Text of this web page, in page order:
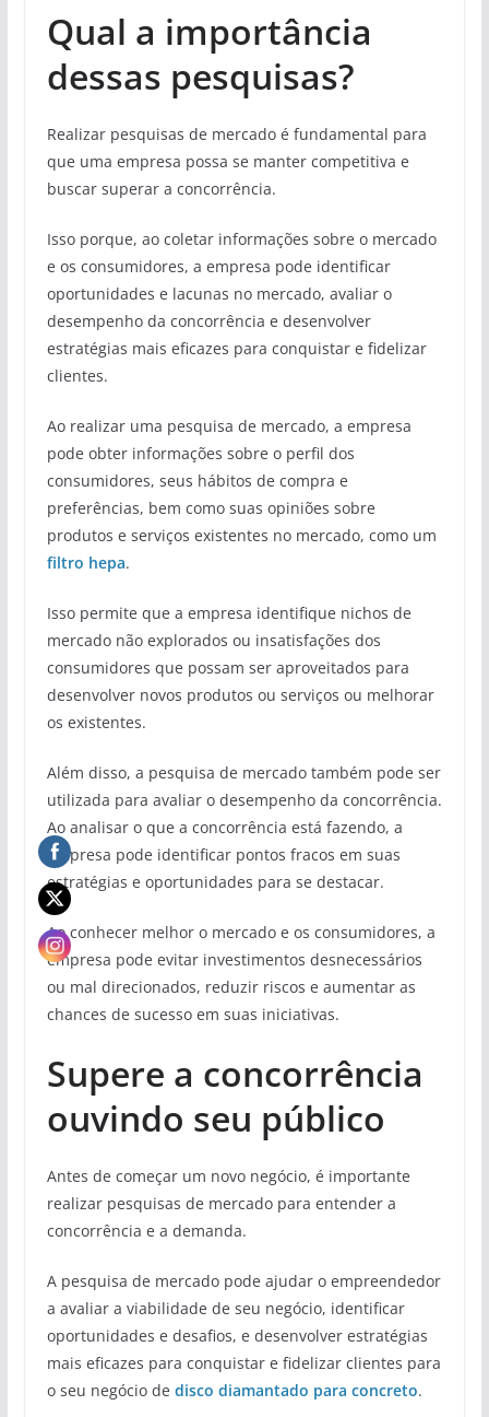
Qual a importância
dessas pesquisas?
Realizar pesquisas de mercado é fundamental para
que uma empresa possa se manter competitiva e
buscar superar a concorrência.
Isso porque, ao coletar informações sobre o mercado
e os consumidores, a empresa pode identificar
oportunidades e lacunas no mercado, avaliar o
desempenho da concorrência e desenvolver
estratégias mais eficazes para conquistar e fidelizar
clientes.
Ao realizar uma pesquisa de mercado, a empresa
pode obter informações sobre o perfil dos
consumidores, seus hábitos de compra e
preferências, bem como suas opiniões sobre
produtos e serviços existentes no mercado, como um
filtro hepa.
Isso permite que a empresa identifique nichos de
mercado não explorados ou insatisfações dos
consumidores que possam ser aproveitados para
desenvolver novos produtos ou serviços ou melhorar
os existentes.
Além disso, a pesquisa de mercado também pode ser
utilizada para avaliar o desempenho da concorrência.
Ao analisar o que a concorrência está fazendo, a
empresa pode identificar pontos fracos em suas
estratégias e oportunidades para se destacar.
Ao conhecer melhor o mercado e os consumidores, a
empresa pode evitar investimentos desnecessários
ou mal direcionados, reduzir riscos e aumentar as
chances de sucesso em suas iniciativas.
Supere a concorrência
ouvindo seu público
Antes de começar um novo negócio, é importante
realizar pesquisas de mercado para entender a
concorrência e a demanda.
A pesquisa de mercado pode ajudar o empreendedor
a avaliar a viabilidade de seu negócio, identificar
oportunidades e desafios, e desenvolver estratégias
mais eficazes para conquistar e fidelizar clientes para
o seu negócio de disco diamantado para concreto.